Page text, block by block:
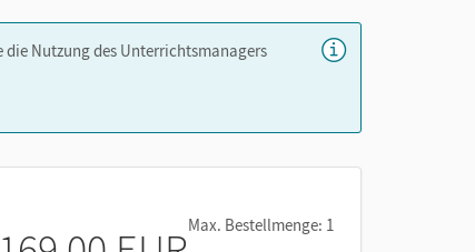
die Nutzung des Unterrichtsmanagers
Max. Bestellmenge: 1